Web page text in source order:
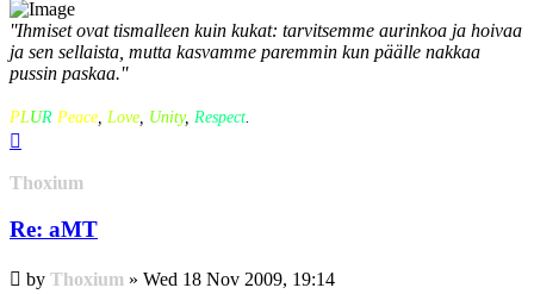
''Ihmiset ovat tismalleen kuin kukat: tarvitsemme aurinkoa ja hoivaa
ja sen sellaista, mutta kasvamme paremmin kun päälle nakkaa
pussin paskaa.''
PLUR Peace, Love, Unity, Respect.
Thoxium
Re: aMT
Post
by Thoxium » Wed 18 Nov 2009, 19:14